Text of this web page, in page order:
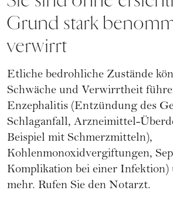
Grund stark
verwirrt
Etliche bedrohliche Zustände
Schwäche und Verwirrtheit
Enzephalitis (Entzündung des
Schlaganfall, Arzneimittel-
Beispiel mit Schmerzmitteln),
Kohlenmonoxidvergiftungen,
Komplikation bei einer Infektion)
mehr. Rufen Sie den Notarzt.